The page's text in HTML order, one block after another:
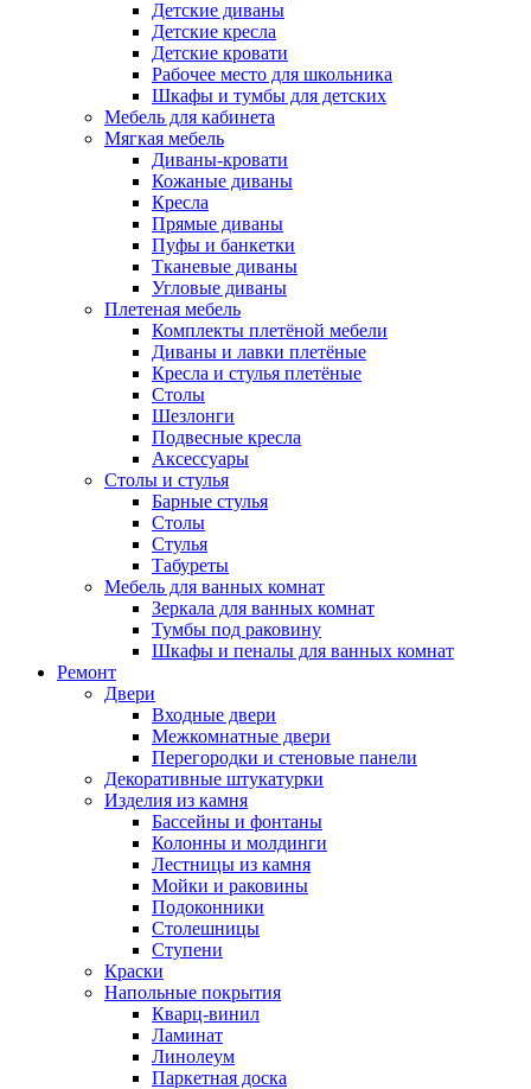
Детские диваны
Детские кресла
Детские кровати
Рабочее место для школьника
Шкафы и тумбы для детских
Мебель для кабинета
Мягкая мебель
Диваны-кровати
Кожаные диваны
Кресла
Прямые диваны
Пуфы и банкетки
Тканевые диваны
Угловые диваны
Плетеная мебель
Комплекты плетёной мебели
Диваны и лавки плетёные
Кресла и стулья плетёные
Столы
Шезлонги
Подвесные кресла
Аксессуары
Столы и стулья
Барные стулья
Столы
Стулья
Табуреты
Мебель для ванных комнат
Зеркала для ванных комнат
Тумбы под раковину
Шкафы и пеналы для ванных комнат
Ремонт
Двери
Входные двери
Межкомнатные двери
Перегородки и стеновые панели
Декоративные штукатурки
Изделия из камня
Бассейны и фонтаны
Колонны и молдинги
Лестницы из камня
Мойки и раковины
Подоконники
Столешницы
Ступени
Краски
Напольные покрытия
Кварц-винил
Ламинат
Линолеум
Паркетная доска